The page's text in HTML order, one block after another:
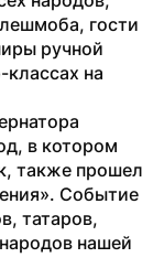
гости
ручной
классах на
в котором
также прошел
Событие
татаров,
нашей